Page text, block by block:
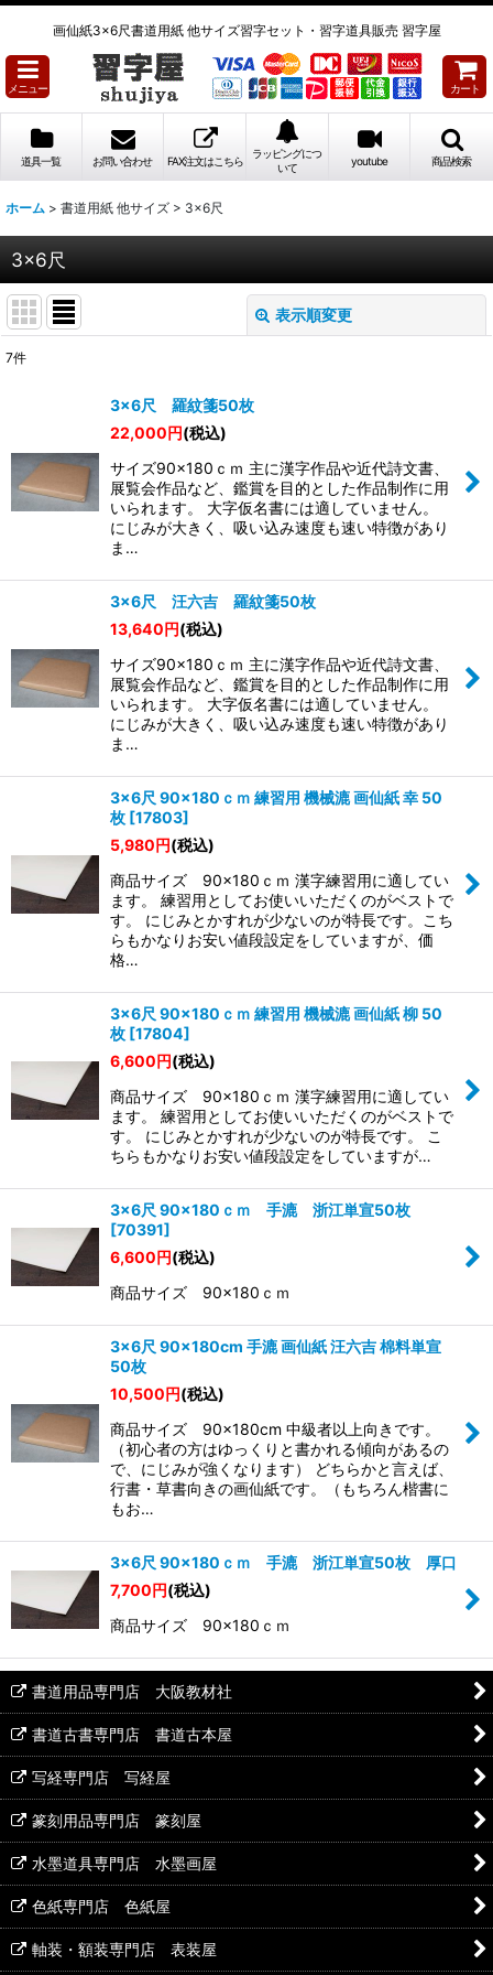
画仙紙3×6尺書道用紙 他サイズ習字セット・習字道具販売 習字屋
メニュー カート
道具一覧 お問い合わせ FAX注文はこちら
ラッピングにつ
いて
youtube 商品検索
ホーム > 書道用紙 他サイズ > 3×6尺
3×6尺
表示順変更
絞り込む
7件
3×6尺 羅紋箋50枚
22,000円(税込)
サイズ90×180ｃｍ 主に漢字作品や近代詩文書、
展覧会作品など、鑑賞を目的とした作品制作に用
いられます。 大字仮名書には適していません。
にじみが大きく、吸い込み速度も速い特徴があり
ま…
3×6尺 汪六吉 羅紋箋50枚
13,640円(税込)
サイズ90×180ｃｍ 主に漢字作品や近代詩文書、
展覧会作品など、鑑賞を目的とした作品制作に用
いられます。 大字仮名書には適していません。
にじみが大きく、吸い込み速度も速い特徴があり
ま…
3×6尺 90×180ｃｍ 練習用 機械漉 画仙紙 幸 50
枚 [17803]
5,980円(税込)
商品サイズ 90×180ｃｍ 漢字練習用に適してい
ます。 練習用としてお使いいただくのがベストで
す。 にじみとかすれが少ないのが特長です。こち
らもかなりお安い値段設定をしていますが、価
格…
3×6尺 90×180ｃｍ 練習用 機械漉 画仙紙 柳 50
枚 [17804]
6,600円(税込)
商品サイズ 90×180ｃｍ 漢字練習用に適してい
ます。 練習用としてお使いいただくのがベストで
す。 にじみとかすれが少ないのが特長です。 こ
ちらもかなりお安い値段設定をしていますが…
3×6尺 90×180ｃｍ 手漉 浙江単宣50枚
[70391]
6,600円(税込)
商品サイズ 90×180ｃｍ
3×6尺 90×180cm 手漉 画仙紙 汪六吉 棉料単宣
50枚
10,500円(税込)
商品サイズ 90×180cm 中級者以上向きです。
（初心者の方はゆっくりと書かれる傾向があるの
で、にじみが強くなります） どちらかと言えば、
行書・草書向きの画仙紙です。（もちろん楷書に
もお…
3×6尺 90×180ｃｍ 手漉 浙江単宣50枚 厚口
7,700円(税込)
商品サイズ 90×180ｃｍ
書道用品専門店 大阪教材社
書道古書専門店 書道古本屋
写経専門店 写経屋
篆刻用品専門店 篆刻屋
水墨道具専門店 水墨画屋
色紙専門店 色紙屋
軸装・額装専門店 表装屋